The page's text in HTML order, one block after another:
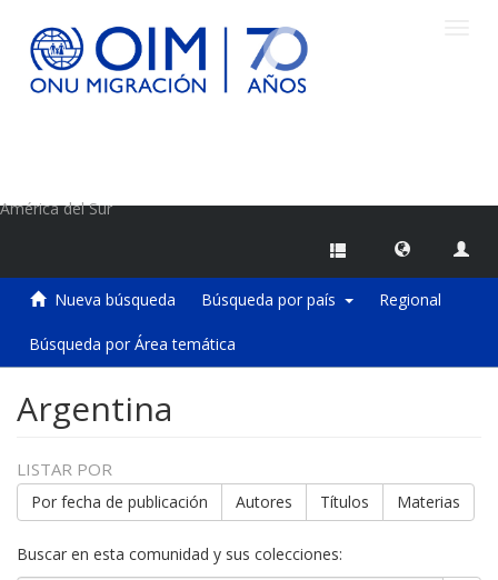
América del Sur
Nueva búsqueda Búsqueda por país Regional
Búsqueda por Área temática
Argentina
LISTAR POR
Por fecha de publicación Autores Títulos Materias
Buscar en esta comunidad y sus colecciones: